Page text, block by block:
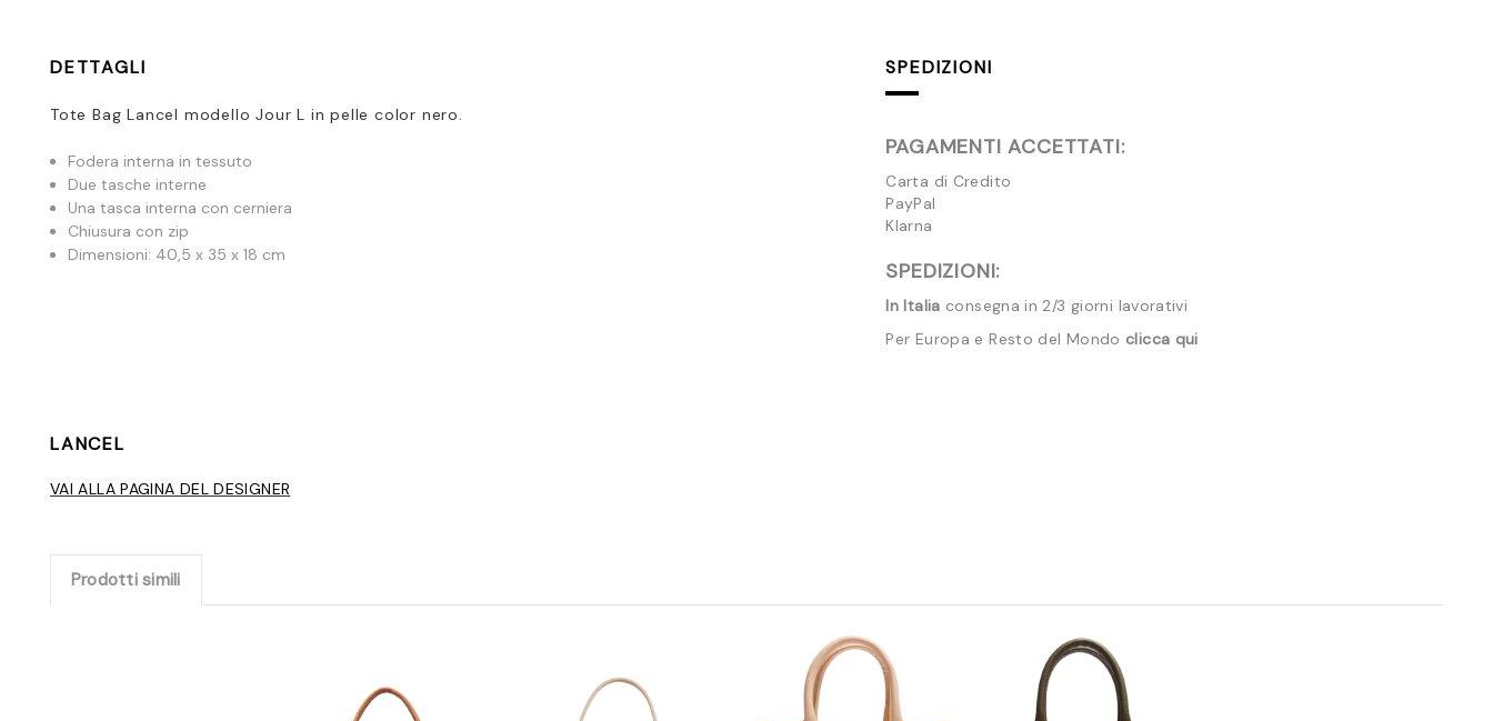
DETTAGLI
Tote Bag Lancel modello Jour L in pelle color nero.
Fodera interna in tessuto
Due tasche interne
Una tasca interna con cerniera
Chiusura con zip
Dimensioni: 40,5 x 35 x 18 cm
SPEDIZIONI
PAGAMENTI ACCETTATI:
Carta di Credito
PayPal
Klarna
SPEDIZIONI:
In Italia consegna in 2/3 giorni lavorativi
Per Europa e Resto del Mondo clicca qui
LANCEL
VAI ALLA PAGINA DEL DESIGNER
Prodotti simili